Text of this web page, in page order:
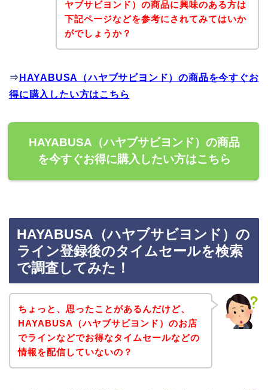
ヤブサビヨンド）の商品に興味のある方は
下記ページなどを参考にされてみてはいか
がでしょうか？
⇒ HAYABUSA（ハヤブサビヨンド）の商品を今すぐお
得に購入したい方はこちら
HAYABUSA（ハヤブサビヨンド）の商品
を今すぐお得に購入したい方はこちら
HAYABUSA（ハヤブサビヨンド）の
ライン登録後のタイムセールを検索
で調査してみた！
ちょっと、思ったことがあるんだけど、
HAYABUSA（ハヤブサビヨンド）のお店
でラインなどでお得なタイムセールなどの
情報を配信していないの？